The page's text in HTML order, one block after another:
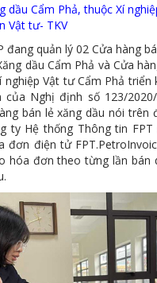
TỪ ĐẠI HỘI ĐẾN ĐẠI HỘI
chống covid-19 tại nơi làm
ấn 20 năm 12/11 (1997-
hiện đại - Kết nối
sự phát triển lâu dài của
nổi bật trong tháng 3
dầu Cẩm Phả, thuộc Xí
Vật tư- TKV
quản lý 02 Cửa hàng
dầu Cẩm Phả và Cửa
Vật tư Cẩm Phả triển
Nghị định số 123/
bán lẻ xăng dầu nói trên
ty Hệ thống Thông tin FPT
đơn điện tử
hóa đơn theo từng lần bán